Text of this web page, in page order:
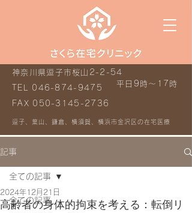
平日9時～17時
神奈川県逗子市桜山2-2-54
TEL 046-874-9475
FAX 050-3145-2736
逗子、葉山、鎌倉、横須賀、横浜市金沢区の在宅医療
記事
全ての記事
全ての記事
高齢者の身体的拘束を考える：転倒リ
2024年12月21日